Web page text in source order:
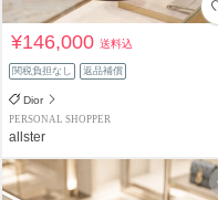
¥146,000送料込
関税負担なし 返品補償
Dior
PERSONAL SHOPPER
allster